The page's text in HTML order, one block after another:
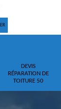
DEVIS
RÉPARATION DE
TOITURE 50